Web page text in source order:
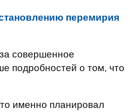
перемирия
совершенное
подробностей о том, что
именно планировал